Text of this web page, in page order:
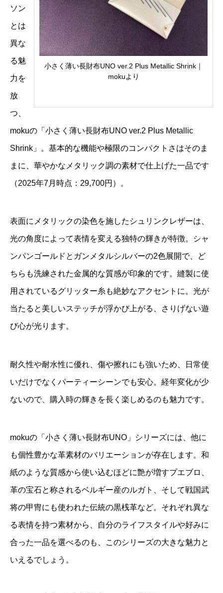
小さく薄い長財布UNO ver.2 Plus Metallic Shrink｜
mokuより
ソン
とは
異な
る魅
力を
放
つ、
mokuの「小さく薄い長財布UNO ver.2 Plus Metallic
Shrink」。基本的な機能や極限のコンパクトさはそのま
まに、華やかなメタリック調の素材で仕上げた一品です
（2025年7月時点：29,700円）。
表面にメタリックの染色を施したシュリンクレザーは、
光の角度によって表情を変える独特の輝きが特徴。シャ
ンパンゴールドとガンメタルシルバーの2色展開で、ど
ちらも洗練された金属的な質感が印象的です。縫製に使
用されているグリッター糸も絶妙なアクセントに。光が
当たると美しいステッチが浮かび上がる、さりげない遊
び心が光ります。
耐久性や耐水性に優れ、傷や擦れにも強いため、日常使
いだけでなくパーティーシーンでも安心。経年変化が少
ないので、購入時の輝きを長く楽しめるのも魅力です。
mokuの「小さく薄い長財布UNO」シリーズには、他に
も個性豊かな革素材のバリエーションが存在します。和
紙のような質感から使い込むほどに艶が増すプエブロ、
革の宝石と称されるベルギー産のルガト、そして戦国武
将の甲冑にも使われた伝統の黒桟革など。それぞれ異な
る表情を持つ素材から、自分のライフスタイルや好みに
合った一品を選べるのも、このシリーズの大きな魅力と
いえるでしょう。